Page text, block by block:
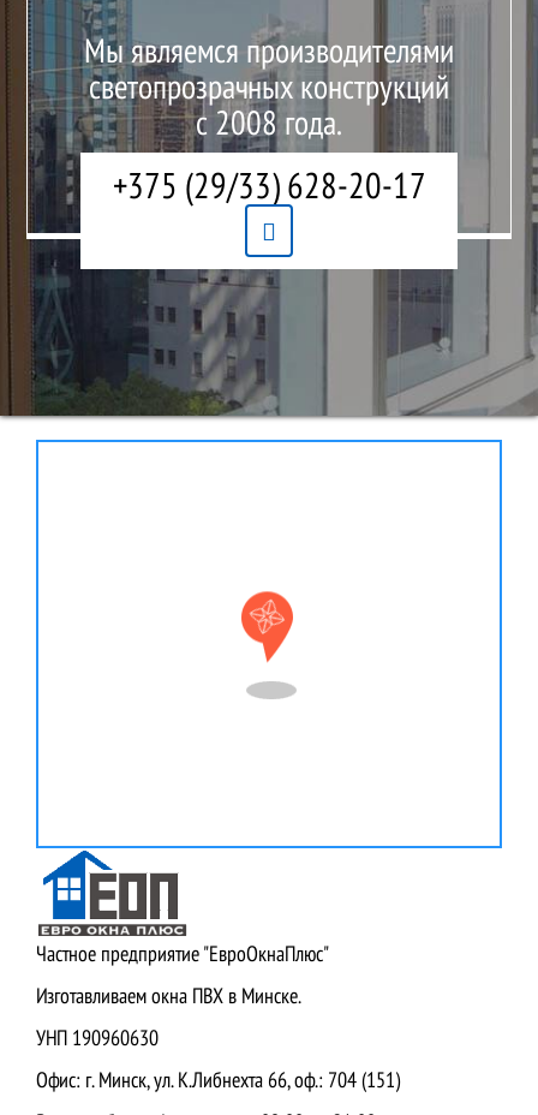
Мы являемся производителями
светопрозрачных конструкций
с 2008 года.
+375 (29/33)628-20-17
Частное предприятие "ЕвроОкнаПлюс"
Изготавливаем окна ПВХ в Минске.
УНП 190960630
Офис: г. Минск, ул. К.Либнехта 66, оф.: 704 (151)